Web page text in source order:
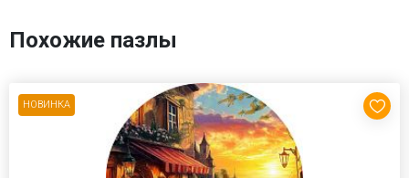
Похожие пазлы
НОВИНКА